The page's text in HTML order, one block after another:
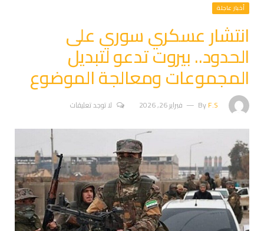
أخبار عاجلة
انتشار عسكري سوري على
الحدود.. بيروت تدعو لتبديل
المجموعات ومعالجة الموضوع
ByF.S فبراير 26, 2026 لا توجد تعليقات